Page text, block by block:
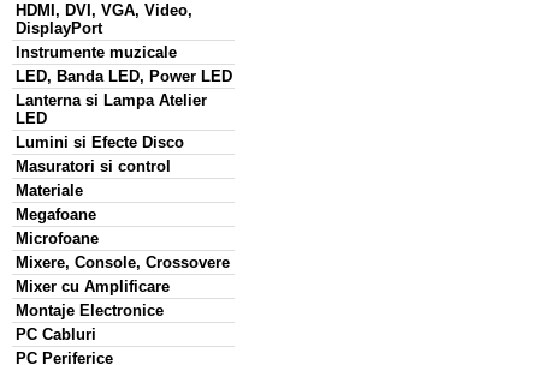
HDMI, DVI, VGA, Video,
DisplayPort
Instrumente muzicale
LED, Banda LED, Power LED
Lanterna si Lampa Atelier
LED
Lumini si Efecte Disco
Masuratori si control
Materiale
Megafoane
Microfoane
Mixere, Console, Crossovere
Mixer cu Amplificare
Montaje Electronice
PC Cabluri
PC Periferice